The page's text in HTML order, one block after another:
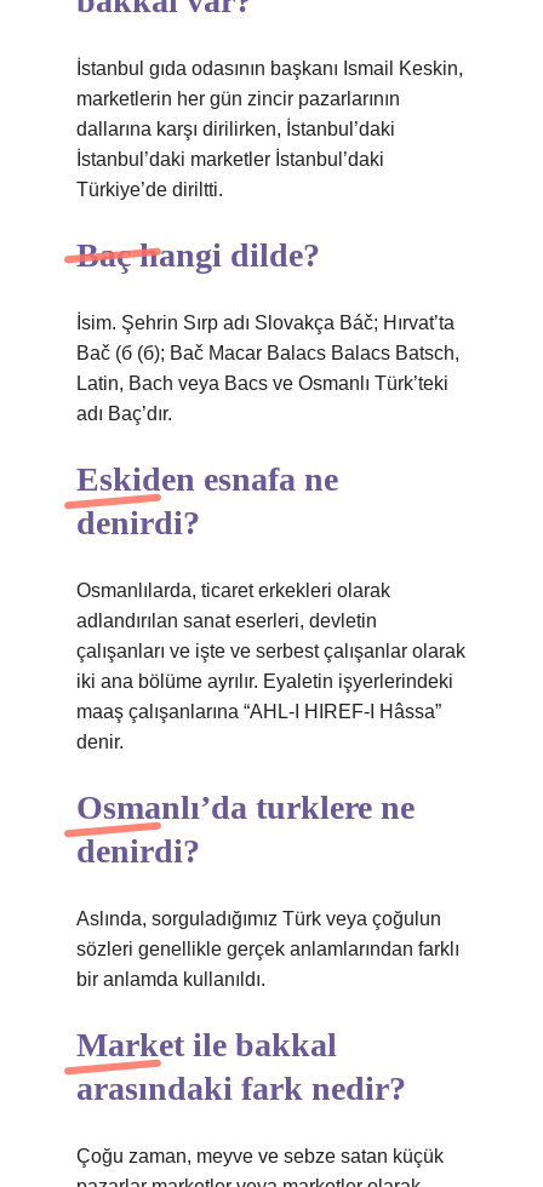
İstanbul gıda odasının başkanı Ismail Keskin,
marketlerin her gün zincir pazarlarının
dallarına karşı dirilirken, İstanbul’daki
İstanbul’daki marketler İstanbul’daki
Türkiye’de diriltti.
Baç hangi dilde?
İsim. Şehrin Sırp adı Slovakça Báč; Hırvat’ta
Bač (б (б); Bač Macar Balacs Balacs Batsch,
Latin, Bach veya Bacs ve Osmanlı Türk’teki
adı Baç’dır.
Eskiden esnafa ne
denirdi?
Osmanlılarda, ticaret erkekleri olarak
adlandırılan sanat eserleri, devletin
çalışanları ve işte ve serbest çalışanlar olarak
iki ana bölüme ayrılır. Eyaletin işyerlerindeki
maaş çalışanlarına “AHL-I HIREF-I Hâssa”
denir.
Osmanlı’da turklere ne
denirdi?
Aslında, sorguladığımız Türk veya çoğulun
sözleri genellikle gerçek anlamlarından farklı
bir anlamda kullanıldı.
Market ile bakkal
arasındaki fark nedir?
Çoğu zaman, meyve ve sebze satan küçük